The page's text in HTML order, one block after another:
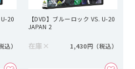
20
【DVD】ブルーロック VS. U-20
JAPAN 2
在庫 × 1,430円